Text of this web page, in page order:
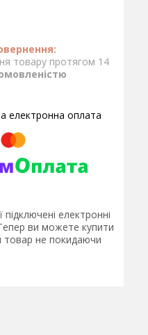
товару протягом 14
підключені електронні
ви можете купити
товар не покидаючи